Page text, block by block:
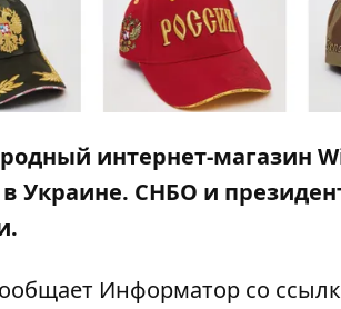
интернет-магазин
в Украине. СНБО и
Информатор со